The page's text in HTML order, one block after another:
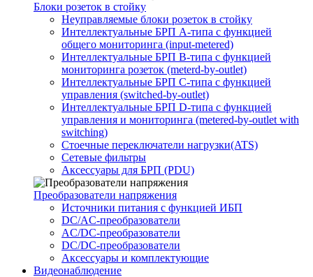
Блоки розеток в стойку
Неуправляемые блоки розеток в стойку
Интеллектуальные БРП А-типа с функцией
общего мониторинга (input-metered)
Интеллектуальные БРП B-типа с функцией
мониторинга розеток (meterd-by-outlet)
Интеллектуальные БРП C-типа с функцией
управления (switched-by-outlet)
Интеллектуальные БРП D-типа с функцией
управления и мониторинга (metered-by-outlet with
switching)
Стоечные переключатели нагрузки(ATS)
Сетевые фильтры
Аксессуары для БРП (PDU)
Преобразователи напряжения
Источники питания c функцией ИБП
DC/AC-преобразователи
AC/DC-преобразователи
DC/DC-преобразователи
Аксессуары и комплектующие
Видеонаблюдение